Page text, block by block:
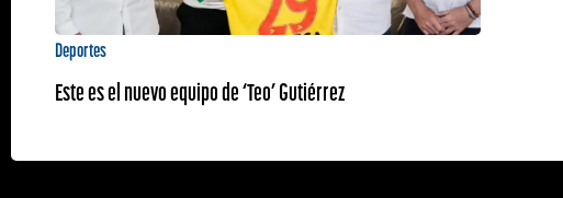
Deportes
Este es el nuevo equipo de ‘Teo’ Gutiérrez